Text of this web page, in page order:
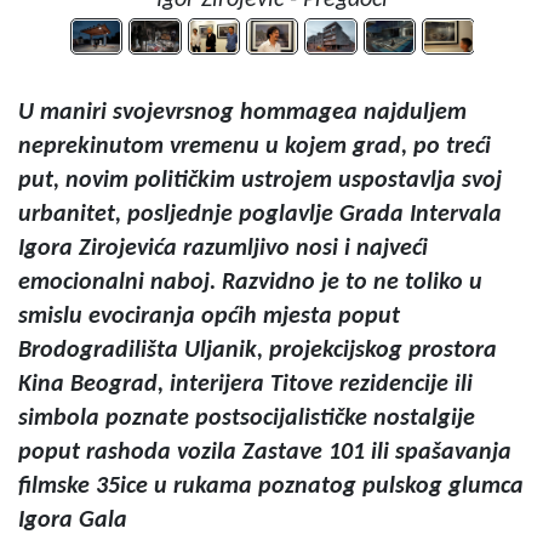
U maniri svojevrsnog hommagea najduljem
neprekinutom vremenu u kojem grad, po treći
put, novim političkim ustrojem uspostavlja svoj
urbanitet, posljednje poglavlje Grada Intervala
Igora Zirojevića razumljivo nosi i najveći
emocionalni naboj. Razvidno je to ne toliko u
smislu evociranja općih mjesta poput
Brodogradilišta Uljanik, projekcijskog prostora
Kina Beograd, interijera Titove rezidencije ili
simbola poznate postsocijalističke nostalgije
poput rashoda vozila Zastave 101 ili spašavanja
filmske 35ice u rukama poznatog pulskog glumca
Igora Gala